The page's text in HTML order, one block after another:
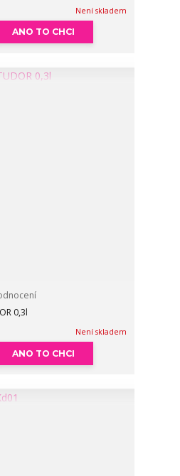
Není skladem
ANO TO CHCI
0,3l
Není skladem
ANO TO CHCI